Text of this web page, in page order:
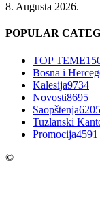
8. Augusta 2026.
POPULAR
TOP TEME
Bosna i
Kalesija9734
Novosti8695
Saopštenja6205
Tuzlanski
Promocija4591
©